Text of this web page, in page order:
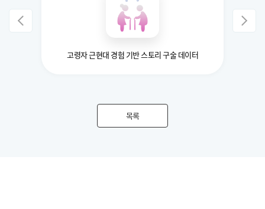
고령자 근현대 경험 기반 스토리 구술 데이터
목록